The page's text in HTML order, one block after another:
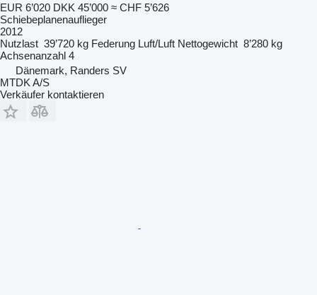
EUR 6’020 DKK 45’000 ≈ CHF 5’626
Schiebeplanenauflieger
2012
Nutzlast 39’720 kg Federung Luft/Luft Nettogewicht 8’280 kg
Achsenanzahl 4
Dänemark, Randers SV
MTDK A/S
Verkäufer kontaktieren